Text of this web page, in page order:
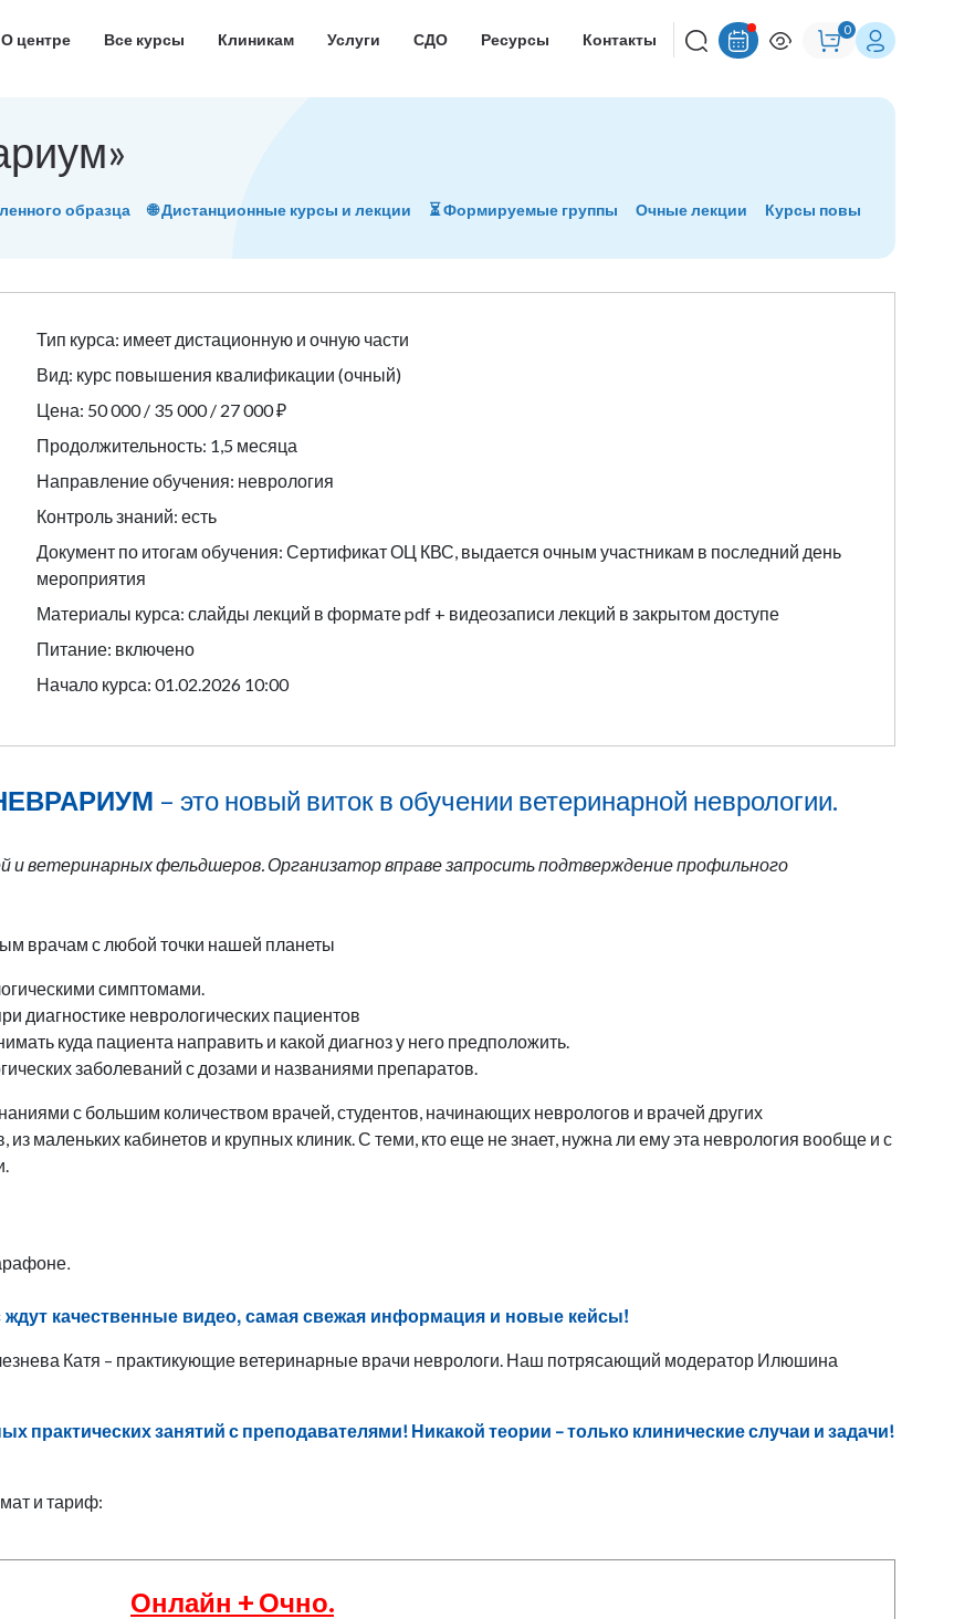
О центре Все курсы Клиникам Услуги СДО Ресурсы Контакты
0
образца 🌐 Дистанционные курсы и лекции ⏳ Формируемые группы Очные лекции Курсы повышения
Тип курса: имеет дистационную и очную части
Вид: курс повышения квалификации (очный)
Цена: 50 000 / 35 000 / 27 000 ₽
Продолжительность: 1,5 месяца
Направление обучения: неврология
Контроль знаний: есть
Документ по итогам обучения: Сертификат ОЦ КВС, выдается очным участникам в последний день
мероприятия
Материалы курса: слайды лекций в формате pdf + видеозаписи лекций в закрытом доступе
Питание: включено
Начало курса: 01.02.2026 10:00
– это новый виток в обучении ветеринарной неврологии.
и ветеринарных фельдшеров. Организатор вправе запросить подтверждение профильного
врачам с любой точки нашей планеты
симптомами.
диагностике неврологических пациентов
куда пациента направить и какой диагноз у него предположить.
заболеваний с дозами и названиями препаратов.
с большим количеством врачей, студентов, начинающих неврологов и врачей других
из маленьких кабинетов и крупных клиник. С теми, кто еще не знает, нужна ли ему эта неврология вообще и с
качественные видео, самая свежая информация и новые кейсы!
Катя – практикующие ветеринарные врачи неврологи. Наш потрясающий модератор Илюшина
практических занятий с преподавателями! Никакой теории – только клинические случаи и задачи!
и тариф:
Онлайн + Очно.